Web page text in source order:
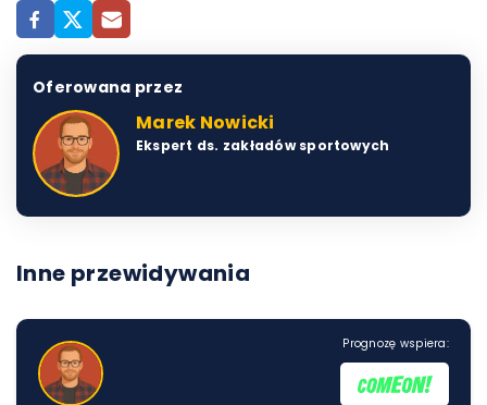
Oferowana przez
Marek Nowicki
Ekspert ds. zakładów sportowych
Inne przewidywania
Prognozę wspiera: